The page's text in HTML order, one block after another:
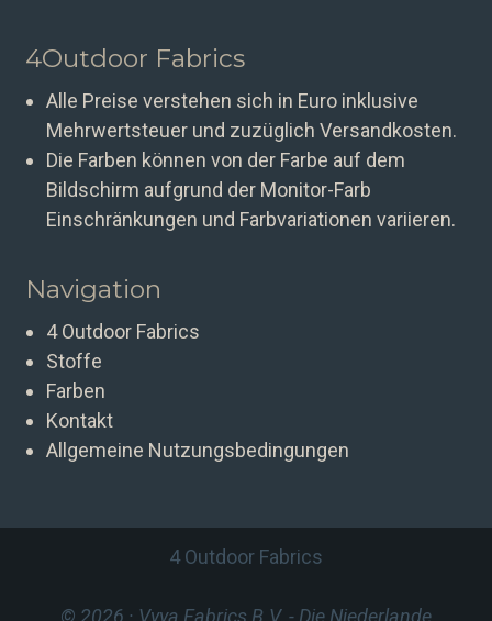
4Outdoor Fabrics
Alle Preise verstehen sich in Euro inklusive
Mehrwertsteuer und zuzüglich Versandkosten.
Die Farben können von der Farbe auf dem
Bildschirm aufgrund der Monitor-Farb
Einschränkungen und Farbvariationen variieren.
Navigation
4 Outdoor Fabrics
Stoffe
Farben
Kontakt
Allgemeine Nutzungsbedingungen
4 Outdoor Fabrics
© 2026 · Vyva Fabrics B.V. - Die Niederlande